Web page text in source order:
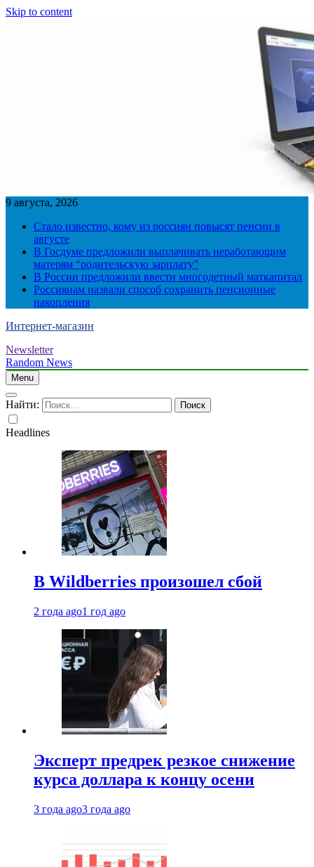
Skip to content
9 августа, 2026
Стало известно, кому из россиян повысят пенсии в
августе
В Госдуме предложили выплачивать неработающим
матерям “родительскую зарплату”
В России предложили ввести многодетный маткапитал
Россиянам назвали способ сохранить пенсионные
накопления
Интернет-магазин
Newsletter
Random News
Menu
Найти:
Headlines
В Wildberries произошел сбой
2 года ago1 год ago
Эксперт предрек резкое снижение
курса доллара к концу осени
3 года ago3 года ago